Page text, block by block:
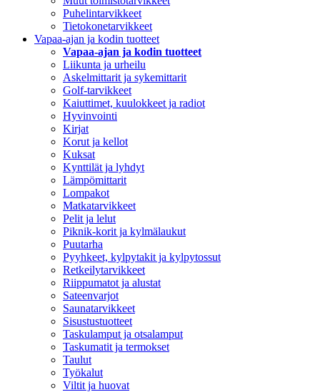
Puhelintarvikkeet
Tietokonetarvikkeet
Vapaa-ajan ja kodin tuotteet
Vapaa-ajan ja kodin tuotteet
Liikunta ja urheilu
Askelmittarit ja sykemittarit
Golf-tarvikkeet
Kaiuttimet, kuulokkeet ja radiot
Hyvinvointi
Kirjat
Korut ja kellot
Kuksat
Kynttilät ja lyhdyt
Lämpömittarit
Lompakot
Matkatarvikkeet
Pelit ja lelut
Piknik-korit ja kylmälaukut
Puutarha
Pyyhkeet, kylpytakit ja kylpytossut
Retkeilytarvikkeet
Riippumatot ja alustat
Sateenvarjot
Saunatarvikkeet
Sisustustuotteet
Taskulamput ja otsalamput
Taskumatit ja termokset
Taulut
Työkalut
Viltit ja huovat